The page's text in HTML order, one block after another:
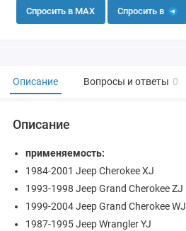
Спросить в MAX Спросить в
Описание Вопросы и ответы 0
Описание
применяемость:
1984-2001 Jeep Cherokee XJ
1993-1998 Jeep Grand Cherokee ZJ
1999-2004 Jeep Grand Cherokee WJ
1987-1995 Jeep Wrangler YJ